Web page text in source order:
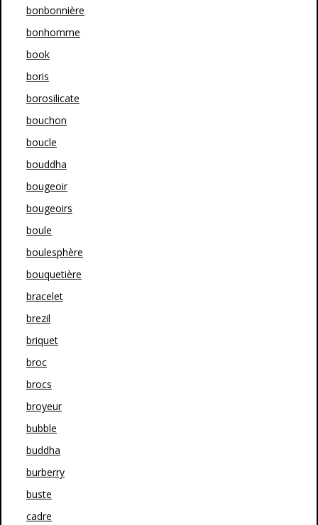
bonbonnière
bonhomme
book
boris
borosilicate
bouchon
boucle
bouddha
bougeoir
bougeoirs
boule
boulesphère
bouquetière
bracelet
brezil
briquet
broc
brocs
broyeur
bubble
buddha
burberry
buste
cadre